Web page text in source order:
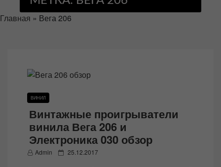
Главная » Вега 206
ВИНИЛ
Винтажные проигрыватели
винила Вега 206 и
Электроника 030 обзор
Admin
P 25.12.2017